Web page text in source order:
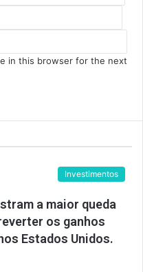
in this browser for the next
Investimentos
a maior queda
os ganhos
Estados Unidos.